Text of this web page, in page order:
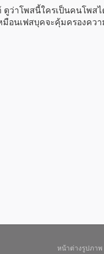
ดูว่าโพสนี้ใครเป็นคนโพส
มือนเฟสบุคจะคุ้มครองคว
หน้าต่างรูปภา